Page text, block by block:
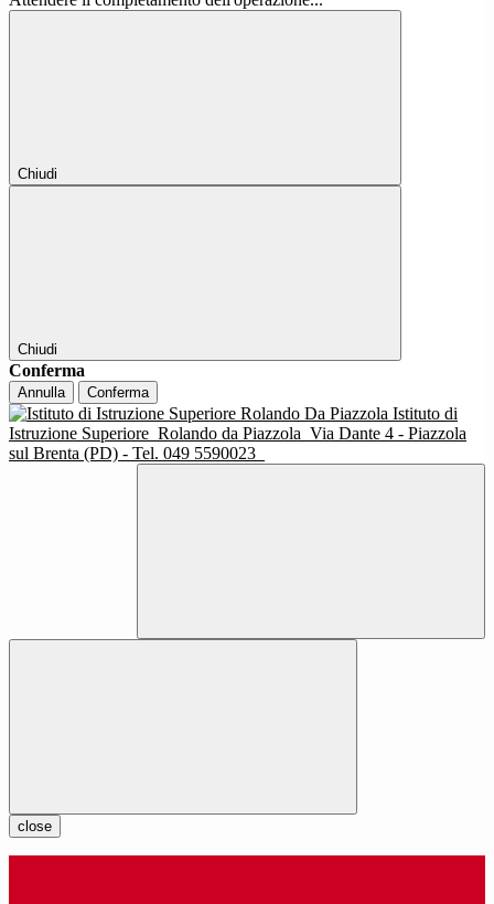
Chiudi
Chiudi
Conferma
Annulla Conferma
Istituto di
Istruzione Superiore Rolando da Piazzola Via Dante 4 - Piazzola
sul Brenta (PD) - Tel. 049 5590023
close